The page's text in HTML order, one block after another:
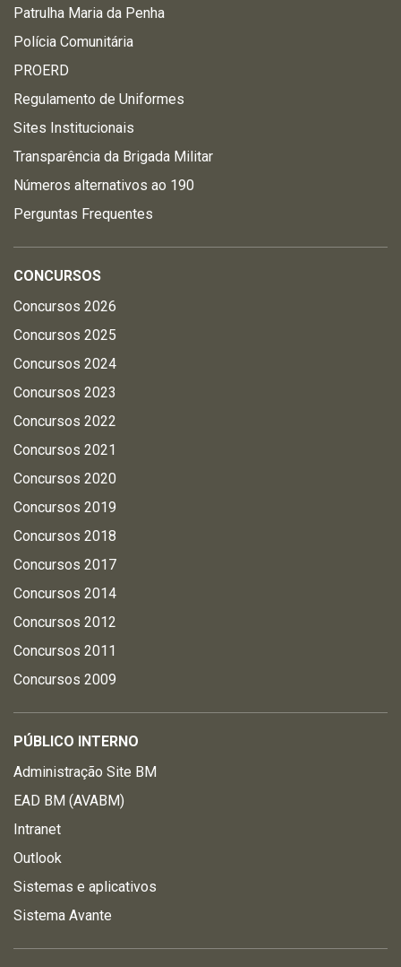
Patrulha Maria da Penha
Polícia Comunitária
PROERD
Regulamento de Uniformes
Sites Institucionais
Transparência da Brigada Militar
Números alternativos ao 190
Perguntas Frequentes
CONCURSOS
Concursos 2026
Concursos 2025
Concursos 2024
Concursos 2023
Concursos 2022
Concursos 2021
Concursos 2020
Concursos 2019
Concursos 2018
Concursos 2017
Concursos 2014
Concursos 2012
Concursos 2011
Concursos 2009
PÚBLICO INTERNO
Administração Site BM
EAD BM (AVABM)
Intranet
Outlook
Sistemas e aplicativos
Sistema Avante